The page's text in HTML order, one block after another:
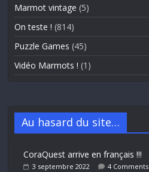
Marmot vintage (5)
On teste ! (814)
Puzzle Games (45)
Vidéo Marmots ! (1)
Au hasard du site…
CoraQuest arrive en français !!!
3 septembre 2022 4 Comments